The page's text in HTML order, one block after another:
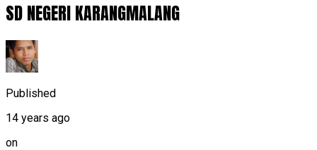
SD NEGERI KARANGMALANG
Published
14 years ago
on